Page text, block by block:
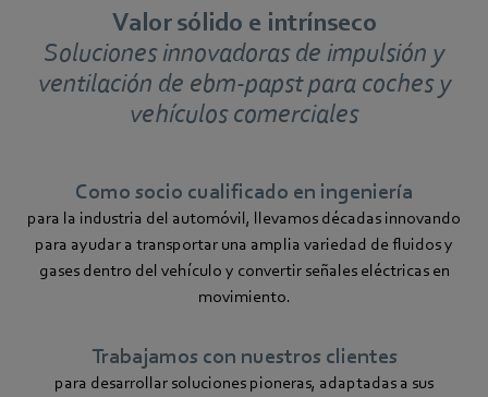
Valor sólido e intrínseco
Soluciones innovadoras de impulsión y
ventilación de ebm‑papst para coches y
vehículos comerciales
Como socio cualificado en ingeniería
para la industria del automóvil, llevamos décadas innovando
para ayudar a transportar una amplia variedad de fluidos y
gases dentro del vehículo y convertir señales eléctricas en
movimiento.
Trabajamos con nuestros clientes
para desarrollar soluciones pioneras, adaptadas a sus